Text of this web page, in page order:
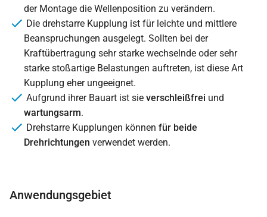
der Montage die Wellenposition zu verändern.
Die drehstarre Kupplung ist für leichte und mittlere
Beanspruchungen ausgelegt. Sollten bei der
Kraftübertragung sehr starke wechselnde oder sehr
starke stoßartige Belastungen auftreten, ist diese Art
Kupplung eher ungeeignet.
Aufgrund ihrer Bauart ist sie verschleißfrei und
wartungsarm.
Drehstarre Kupplungen können für beide
Drehrichtungen verwendet werden.
Anwendungsgebiet